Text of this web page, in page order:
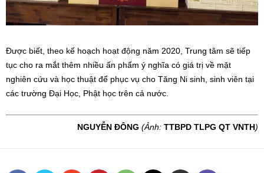
Được biết, theo kế hoạch hoạt động năm 2020, Trung tâm sẽ tiếp
tục cho ra mắt thêm nhiều ấn phẩm ý nghĩa có giá trị về mặt
nghiên cứu và học thuật để phục vụ cho Tăng Ni sinh, sinh viên tại
các trường Đại Học, Phật học trên cả nước.
NGUYỄN ĐÔNG (Ảnh: TTBPD TLPG QT VNTH)